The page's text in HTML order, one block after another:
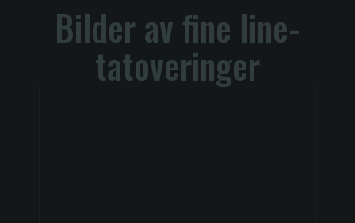
Bilder av fine line-
tatoveringer